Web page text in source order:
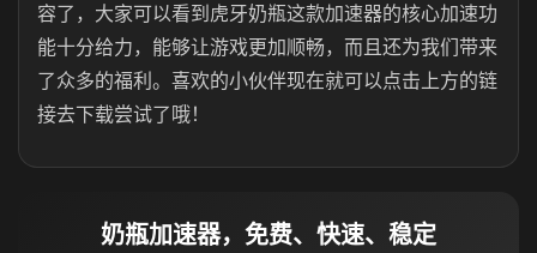
容了，大家可以看到虎牙奶瓶这款加速器的核心加速功
能十分给力，能够让游戏更加顺畅，而且还为我们带来
了众多的福利。喜欢的小伙伴现在就可以点击上方的链
接去下载尝试了哦！
奶瓶加速器，免费、快速、稳定